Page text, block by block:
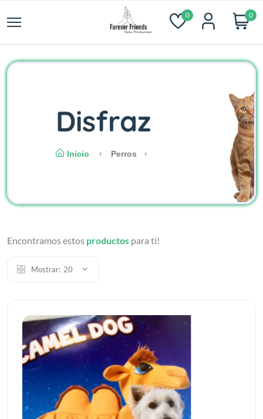
0 0
Disfraz
Inicio Perros
Encontramos estos productos para ti!
Mostrar: 20